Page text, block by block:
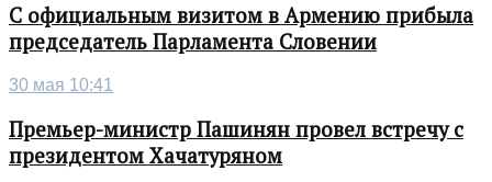
С официальным визитом в Армению прибыла
председатель Парламента Словении
30 мая 10:41
Премьер-министр Пашинян провел встречу с
президентом Хачатуряном